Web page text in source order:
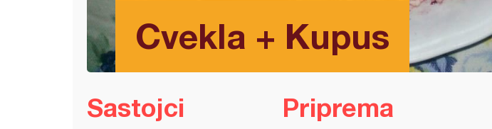
Cvekla + Kupus
Sastojci Priprema